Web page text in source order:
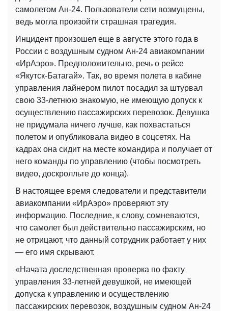
самолетом Ан-24. Пользователи сети возмущены,
ведь могла произойти страшная трагедия.
Инцидент произошел еще в августе этого года в
России с воздушным судном Ан-24 авиакомпании
«ИрАэро». Предположительно, речь о рейсе
«Якутск-Батагай». Так, во время полета в кабине
управления лайнером пилот посадил за штурвал
свою 33-летнюю знакомую, не имеющую допуск к
осуществлению пассажирских перевозок. Девушка
не придумала ничего лучше, как похвастаться
полетом и опубликовала видео в соцсетях. На
кадрах она сидит на месте командира и получает от
него команды по управлению (чтобы посмотреть
видео, доскролльте до конца).
В настоящее время следователи и представители
авиакомпании «ИрАэро» проверяют эту
информацию. Последние, к слову, сомневаются,
что самолет был действительно пассажирским, но
не отрицают, что данный сотрудник работает у них
— его имя скрывают.
«Начата доследственная проверка по факту
управления 33-летней девушкой, не имеющей
допуска к управлению и осуществлению
пассажирских перевозок, воздушным судном Ан-24